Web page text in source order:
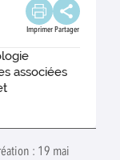
Imprimer Partager
associées
: 19 mai